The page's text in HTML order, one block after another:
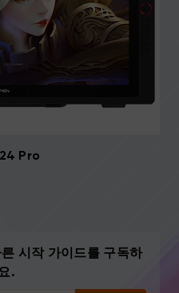
Pro
시작 가이드를 구독하
.